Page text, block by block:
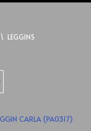
\ LEGGINS